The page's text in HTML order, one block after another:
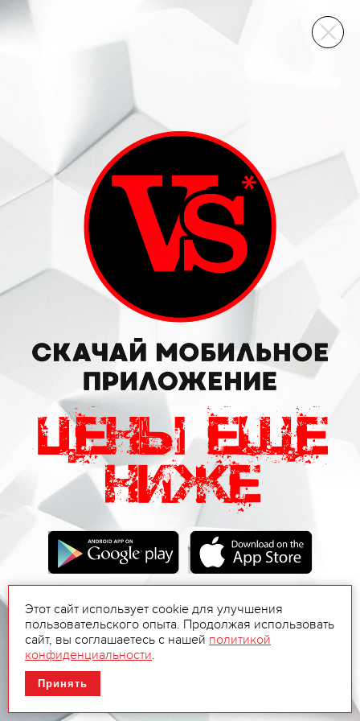
ВИННЫЙ СКЛАД
Этот сайт использует cookie для улучшения
пользовательского опыта. Продолжая использовать
сайт, вы соглашаетесь с нашей политикой
конфиденциальности.
Принять